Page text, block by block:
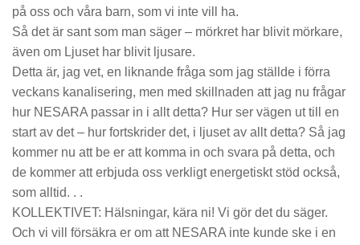
på oss och våra barn, som vi inte vill ha.
Så det är sant som man säger – mörkret har blivit mörkare,
även om Ljuset har blivit ljusare.
Detta är, jag vet, en liknande fråga som jag ställde i förra
veckans kanalisering, men med skillnaden att jag nu frågar
hur NESARA passar in i allt detta? Hur ser vägen ut till en
start av det – hur fortskrider det, i ljuset av allt detta? Så jag
kommer nu att be er att komma in och svara på detta, och
de kommer att erbjuda oss verkligt energetiskt stöd också,
som alltid. . .
KOLLEKTIVET: Hälsningar, kära ni! Vi gör det du säger.
Och vi vill försäkra er om att NESARA inte kunde ske i en